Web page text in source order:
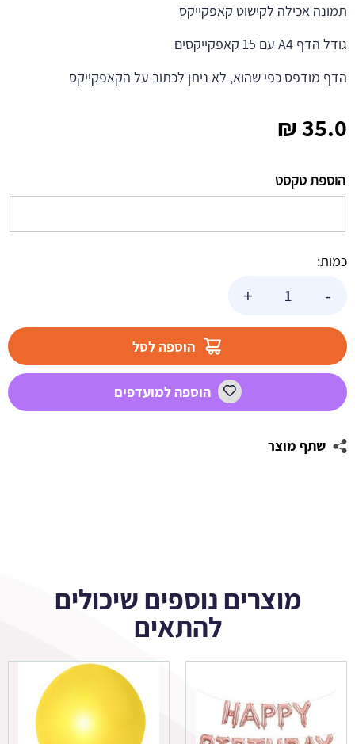
35.0
₪
הוספת טקסט
כמות:
-
1
+
הוספה לסל
הוספה למועדפים
שתף מוצר
תמונה אכילה לקישוט קאפקייקס
גודל הדף A4 עם 15 קאפקייקסים
הדף מודפס כפי שהוא, לא ניתן לכתוב על הקאפקייקס
מוצרים נוספים שיכולים
להתאים